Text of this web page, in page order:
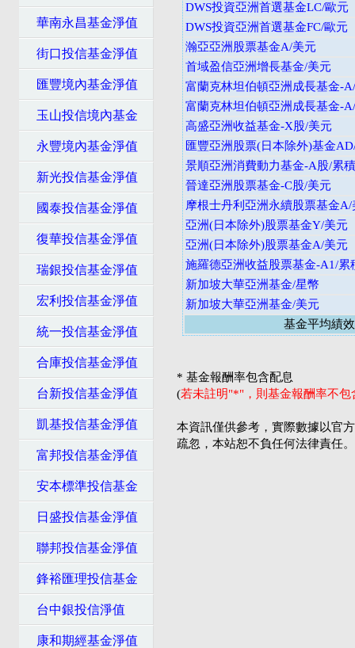
華南永昌基金淨值
街口投信基金淨值
匯豐境內基金淨值
玉山投信境內基金
永豐境內基金淨值
新光投信基金淨值
國泰投信基金淨值
復華投信基金淨值
瑞銀投信基金淨值
宏利投信基金淨值
統一投信基金淨值
合庫投信基金淨值
台新投信基金淨值
凱基投信基金淨值
富邦投信基金淨值
安本標準投信基金
日盛投信基金淨值
聯邦投信基金淨值
鋒裕匯理投信基金
台中銀投信淨值
康和期經基金淨值
DWS投資亞洲首選基金LC/歐元
DWS投資亞洲首選基金FC/歐元
瀚亞亞洲股票基金A/美元
首域盈信亞洲增長基金/美元
富蘭克林坦伯頓亞洲成長基金-
富蘭克林坦伯頓亞洲成長基金-
高盛亞洲收益基金-X股/美元
匯豐亞洲股票(日本除外)基金
景順亞洲消費動力基金-A股/累
晉達亞洲股票基金-C股/美元
摩根士丹利亞洲永續股票基金A/
亞洲(日本除外)股票基金Y/美元
亞洲(日本除外)股票基金A/美元
施羅德亞洲收益股票基金-A1/累
新加坡大華亞洲基金/星幣
新加坡大華亞洲基金/美元
基金平均績效
* 基金報酬率包含配息
(若未註明"*"，則基金報酬率不
本資訊僅供參考，實際數據以官
疏忽，本站恕不負任何法律責任。